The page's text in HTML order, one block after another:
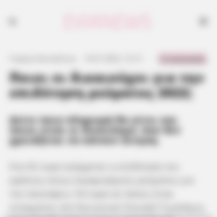
Ποιοι οι δικαιούχοι για την
επιδότηση ρεύματος 2022;
Δείτε ποια πληρωμή θα γίνει και